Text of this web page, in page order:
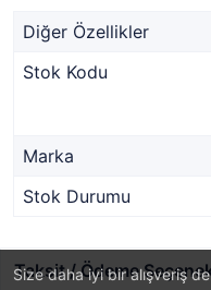
Size daha iyi bir alışveriş
Diğer Özellikler
Stok Kodu
Marka
Stok Durumu
Taksit / Ödeme